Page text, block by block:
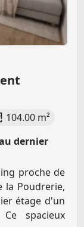
104.00 m²
dernier
proche de
la Poudrerie,
étage d'un
spacieux